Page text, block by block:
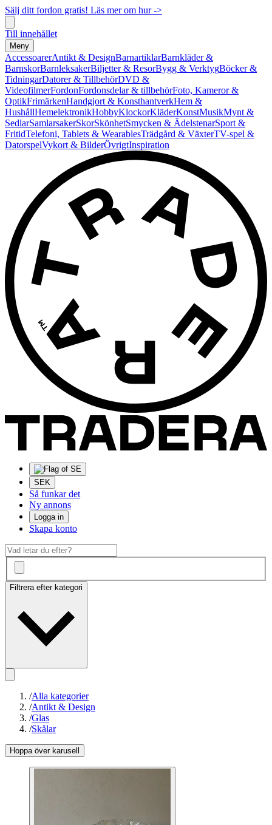
Sälj ditt fordon gratis! Läs mer om hur ->
Till innehållet
Meny
AccessoarerAntikt & DesignBarnartiklarBarnkläder &
BarnskorBarnleksakerBiljetter & ResorBygg & VerktygBöcker &
TidningarDatorer & TillbehörDVD &
VideofilmerFordonFordonsdelar & tillbehörFoto, Kameror &
OptikFrimärkenHandgjort & KonsthantverkHem &
HushållHemelektronikHobbyKlockorKläderKonstMusikMynt &
SedlarSamlarsakerSkorSkönhetSmycken & ÄdelstenarSport &
FritidTelefoni, Tablets & WearablesTrädgård & VäxterTV-spel &
DatorspelVykort & BilderÖvrigtInspiration
SEK
Så funkar det
Ny annons
Logga in
Skapa konto
Filtrera efter kategori
/Alla kategorier
/Antikt & Design
/Glas
/Skålar
Hoppa över karusell